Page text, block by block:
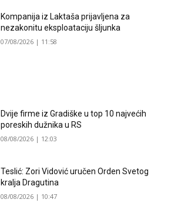
Kompanija iz Laktaša prijavljena za
nezakonitu eksploataciju šljunka
07/08/2026 | 11:58
Dvije firme iz Gradiške u top 10 najvećih
poreskih dužnika u RS
08/08/2026 | 12:03
Teslić: Zori Vidović uručen Orden Svetog
kralja Dragutina
08/08/2026 | 10:47